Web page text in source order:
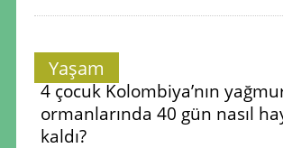
Yaşam
4 çocuk Kolombiya’nın
ormanlarında 40 gün nasıl
kaldı?